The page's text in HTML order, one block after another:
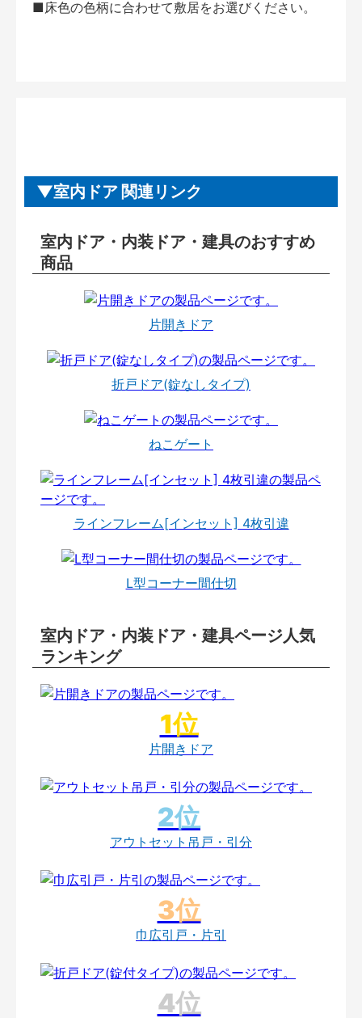
■床色の色柄に合わせて敷居をお選びください。
室内ドア 関連リンク
室内ドア・内装ドア・建具のおすすめ
商品
片開きドア
折戸ドア(錠なしタイプ)
ねこゲート
ラインフレーム[インセット] 4枚引違
L型コーナー間仕切
室内ドア・内装ドア・建具ページ人気
ランキング
片開きドア
アウトセット吊戸・引分
巾広引戸・片引